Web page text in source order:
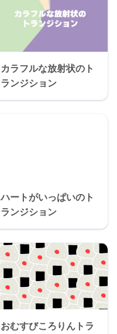
カラフルな放射状のト
ランジション
ハートがいっぱいのト
ランジション
おむすびころりんトラ